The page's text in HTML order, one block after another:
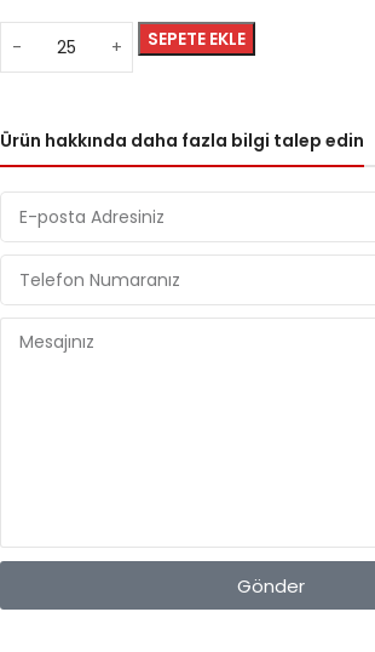
SEPETE EKLE
Ürün hakkında daha fazla bilgi talep edin
Gönder